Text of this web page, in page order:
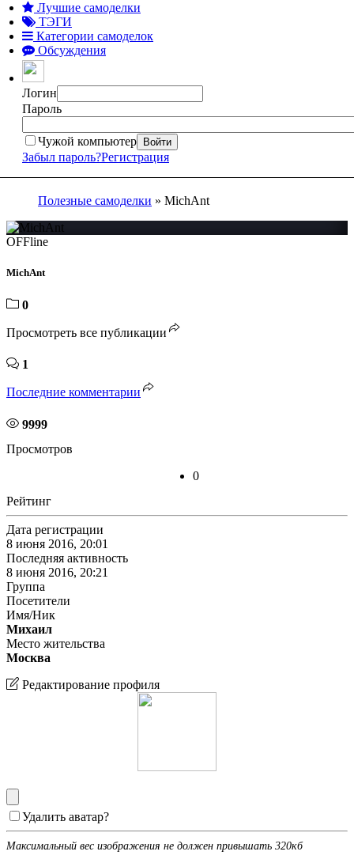
Лучшие самоделки
ТЭГИ
Категории самоделок
Обсуждения
Логин
Пароль
Чужой компьютер Войти
Забыл пароль?Регистрация
Полезные самоделки » MichAnt
OFFline
MichAnt
0
Просмотреть все публикации
1
Последние комментарии
9999
Просмотров
0
Рейтинг
Дата регистрации
8 июня 2016, 20:01
Последняя активность
8 июня 2016, 20:21
Группа
Посетители
Имя/Ник
Михаил
Место жительства
Москва
Редактирование профиля
Удалить аватар?
Максимальный вес изображения не должен привышать 320кб